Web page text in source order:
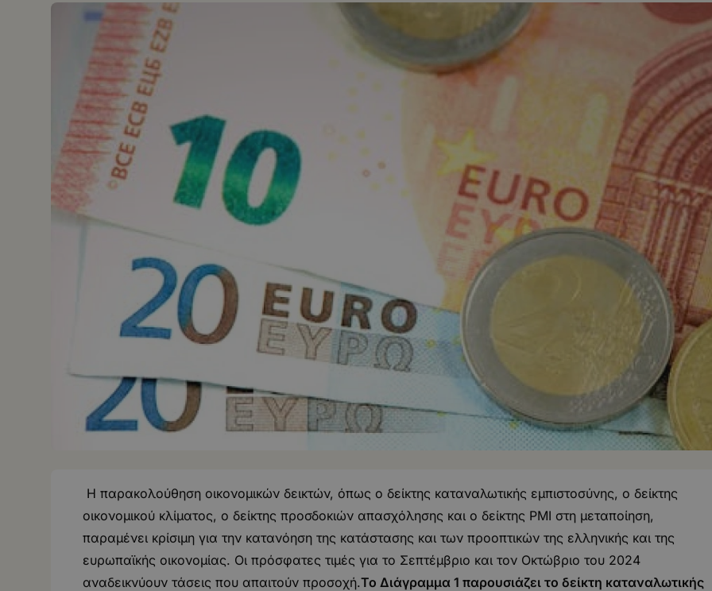
Η παρακολούθηση οικονομικών δεικτών, όπως ο δείκτης καταναλωτικής εμπιστοσύνης, ο δείκτης
οικονομικού κλίματος, ο δείκτης προσδοκιών απασχόλησης και ο δείκτης PMI στη μεταποίηση,
παραμένει κρίσιμη για την κατανόηση της κατάστασης και των προοπτικών της ελληνικής και της
ευρωπαϊκής οικονομίας. Οι πρόσφατες τιμές για το Σεπτέμβριο και τον Οκτώβριο του 2024
αναδεικνύουν τάσεις που απαιτούν προσοχή.Το Διάγραμμα 1 παρουσιάζει το δείκτη καταναλωτικής